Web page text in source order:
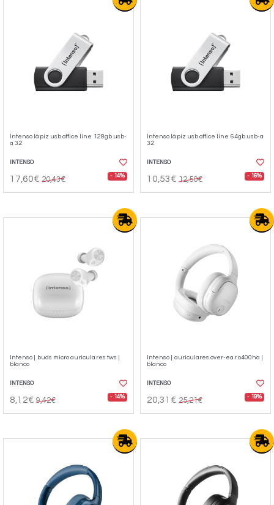
Intenso lápiz usb office line 128gb usb-
a 3.2
INTENSO
17,60€ 20,43€ - 14%
Intenso lápiz usb office line 64gb usb-a
3.2
INTENSO
10,53€ 12,50€ - 16%
Intenso | buds micro auriculares tws |
blanco
INTENSO
8,12€ 9,42€ - 14%
Intenso | auriculares over-ear o400ha |
blanco
INTENSO
20,31€ 25,21€ - 19%